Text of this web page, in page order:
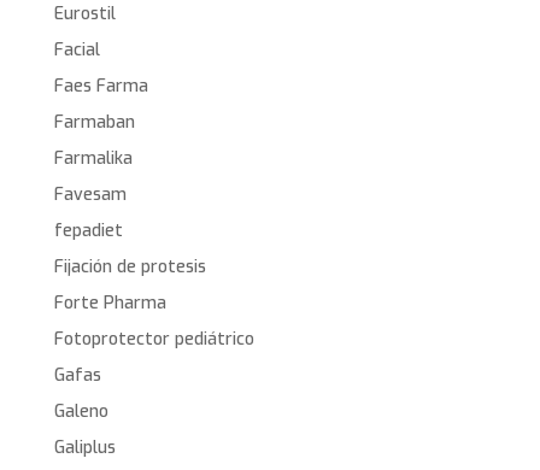
Eurostil
Facial
Faes Farma
Farmaban
Farmalika
Favesam
fepadiet
Fijación de protesis
Forte Pharma
Fotoprotector pediátrico
Gafas
Galeno
Galiplus